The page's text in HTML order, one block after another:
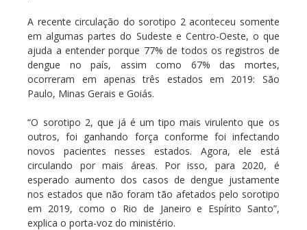
A recente circulação do sorotipo 2 aconteceu somente
em algumas partes do Sudeste e Centro-Oeste, o que
ajuda a entender porque 77% de todos os registros de
dengue no país, assim como 67% das mortes,
ocorreram em apenas três estados em 2019: São
Paulo, Minas Gerais e Goiás.
“O sorotipo 2, que já é um tipo mais virulento que os
outros, foi ganhando força conforme foi infectando
novos pacientes nesses estados. Agora, ele está
circulando por mais áreas. Por isso, para 2020, é
esperado aumento dos casos de dengue justamente
nos estados que não foram tão afetados pelo sorotipo
em 2019, como o Rio de Janeiro e Espírito Santo”,
explica o porta-voz do ministério.